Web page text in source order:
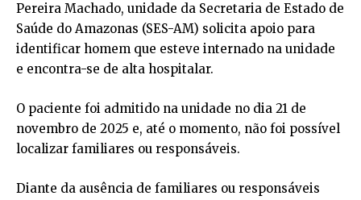
Pereira Machado, unidade da Secretaria de Estado de
Saúde do Amazonas (SES-AM) solicita apoio para
identificar homem que esteve internado na unidade
e encontra-se de alta hospitalar.
O paciente foi admitido na unidade no dia 21 de
novembro de 2025 e, até o momento, não foi possível
localizar familiares ou responsáveis.
Diante da ausência de familiares ou responsáveis